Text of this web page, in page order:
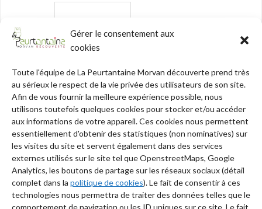
Gérer le consentement aux
cookies
Toute l'équipe de La Peurtantaine Morvan découverte prend très
au sérieux le respect de la vie privée des utilisateurs de son site.
Afin de vous fournir la meilleure expérience possible, nous
utilisons toutefois quelques cookies pour stocker et/ou accéder
aux informations de votre appareil. Ces cookies nous permettent
essentiellement d'obtenir des statistiques (non nominatives) sur
les visites du site et servent également dans des services
externes utilisés sur le site tel que OpenstreetMaps, Google
Analytics, les boutons de partage sur les réseaux sociaux (détail
complet dans la politique de cookies). Le fait de consentir à ces
technologies nous permettra de traiter des données telles que le
comportement de navigation ou les ID uniques sur ce site. Le fait
Oui, ajoutez-moi à votre liste de
diffusion.
Barre